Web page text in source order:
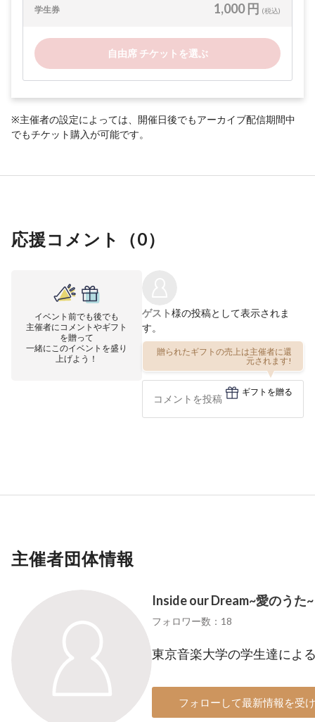
学生券 1,000 円 (税込)
自由席 チケットを選ぶ
※主催者の設定によっては、開催日後でもアーカイブ配信期間中
でもチケット購入が可能です。
応援コメント（0）
イベント前でも後でも
主催者にコメントやギフト
を贈って
一緒にこのイベントを盛り
上げよう！
ゲスト様の投稿として表示されま
す。
贈られたギフトの売上は主催者に還
元されます!
ギフトを贈る
主催者団体情報
Inside our Dream~愛のうた~
フォロワー数：18
東京音楽大学の学生達によ
フォローして最新情報を受